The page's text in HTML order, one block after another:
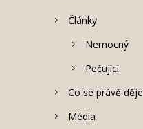
Články
Nemocný
Pečující
Co se právě děje
Média